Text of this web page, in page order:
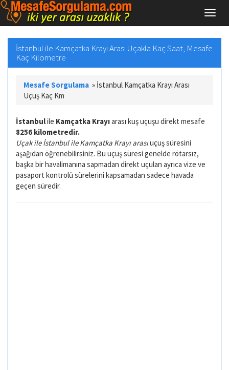
İstanbul ile Kamçatka Krayı Arası Uçakla Kaç Saat, Mesafe
Kaç Kilometre
Mesafe Sorgulama » İstanbul Kamçatka Krayı Arası
Uçuş Kaç Km
İstanbulile Kamçatka Krayıarası kuş uçuşu direkt mesafe
8256 kilometredir.
Uçak ile İstanbul ile Kamçatka Krayı arasıuçuş süresini
aşağıdan öğrenebilirsiniz. Bu uçuş süresi genelde rötarsız,
başka bir havalimanına sapmadan direkt uçulan ayrıca vize ve
pasaport kontrolü sürelerini kapsamadan sadece havada
geçen süredir.